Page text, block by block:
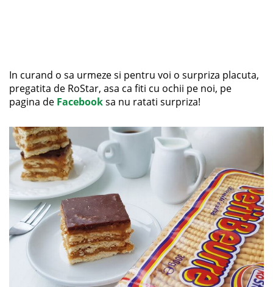
In curand o sa urmeze si pentru voi o surpriza placuta,
pregatita de RoStar, asa ca fiti cu ochii pe noi, pe
pagina de Facebooksa nu ratati surpriza!